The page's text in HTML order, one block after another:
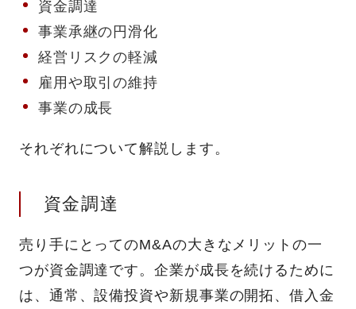
資金調達
事業承継の円滑化
経営リスクの軽減
雇用や取引の維持
事業の成長
それぞれについて解説します。
資金調達
売り手にとってのM&Aの大きなメリットの一
つが資金調達です。企業が成長を続けるために
は、通常、設備投資や新規事業の開拓、借入金